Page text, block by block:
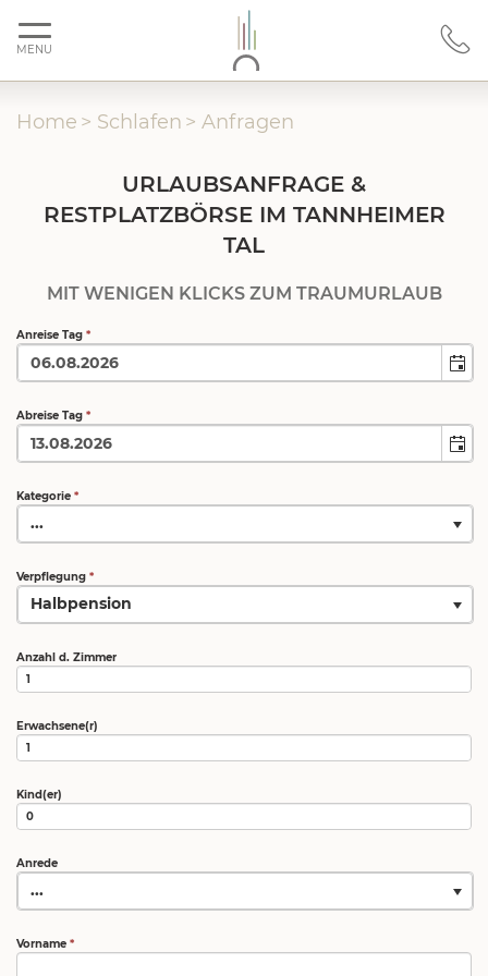
MENU
Home > Schlafen > Anfragen
URLAUBSANFRAGE &
RESTPLATZBÖRSE IM TANNHEIMER
TAL
MIT WENIGEN KLICKS ZUM TRAUMURLAUB
Anreise Tag *
Abreise Tag *
Kategorie *
...
Verpflegung *
Halbpension
Anzahl d. Zimmer
Erwachsene(r)
Kind(er)
Anrede
...
Vorname *